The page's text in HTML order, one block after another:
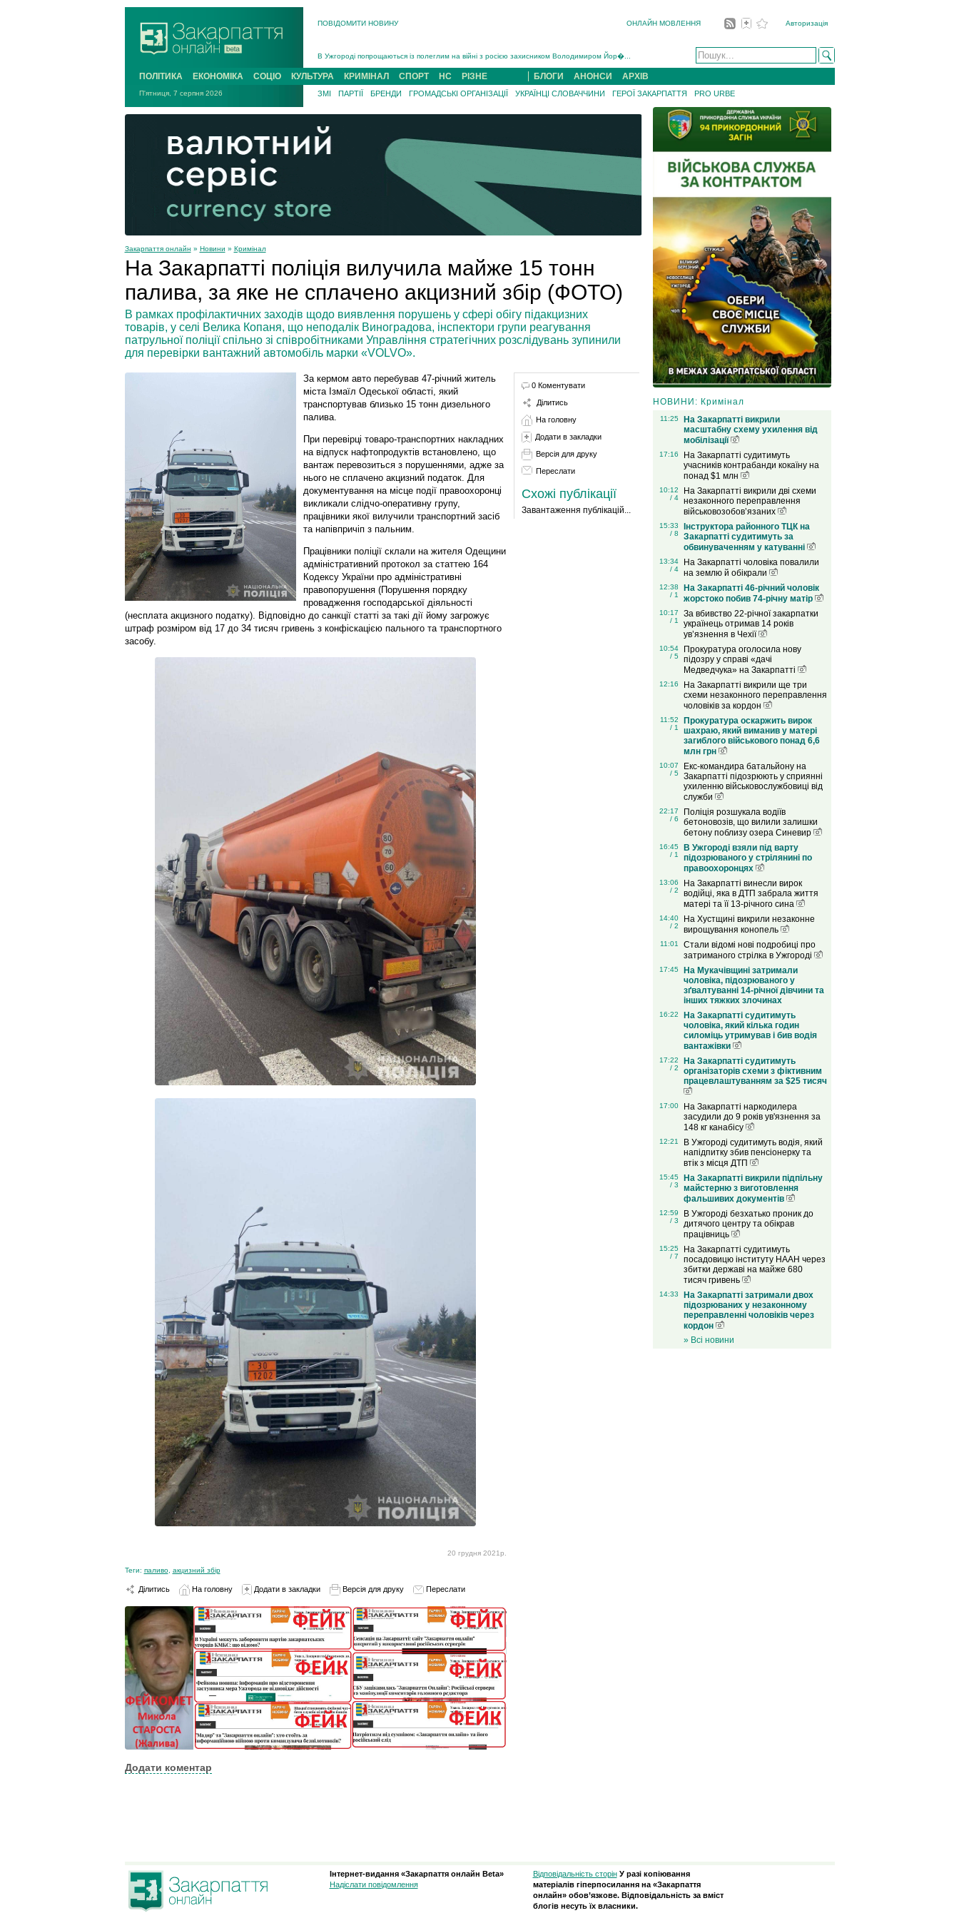
ПОВІДОМИТИ НОВИНУ ОНЛАЙН МОВЛЕННЯ Авторизація
В Ужгороді попрощаються із полеглим на війні з росією захисником Володимиром Йор�...
В Ужгороді 5 серпня попрощаються із захисником Богданом Югасом, який два роки �...
Підтвердили загибель захисника із Нанкова на Хустщині Юліана Гербея (ФОТО)[/gree...
На війні з рф поліг військовий з Виноградова Ігнат Роздяловський (ФОТО)...
На Хустщині внаслідок ДТП за участі трьох авто постраждали 13 людей (ФОТО)...
Інструктора районного ТЦК на Закарпатті судитимуть за обвинувачен...
ПОЛІТИКА ЕКОНОМІКА СОЦІО КУЛЬТУРА КРИМІНАЛ СПОРТ НС РІЗНЕ БЛОГИ АНОНСИ АРХІВ
П'ятниця, 7 серпня 2026 ЗМІ ПАРТІЇ БРЕНДИ ГРОМАДСЬКІ ОРГАНІЗАЦІЇ УКРАЇНЦІ СЛОВАЧЧИНИ ГЕРОЇ ЗАКАРПАТТЯ PRO URBE
Закарпаття онлайн » Новини » Кримінал
На Закарпатті поліція вилучила майже 15 тонн
палива, за яке не сплачено акцизний збір (ФОТО)
В рамках профілактичних заходів щодо виявлення порушень у сфері обігу підакцизних
товарів, у селі Велика Копаня, що неподалік Виноградова, інспектори групи реагування
патрульної поліції спільно зі співробітниками Управління стратегічних розслідувань зупинили
для перевірки вантажний автомобіль марки «VOLVO».
За кермом авто перебував 47-річний житель
міста Ізмаїл Одеської області, який
транспортував близько 15 тонн дизельного
палива.
При перевірці товаро-транспортних накладних
на відпуск нафтопродуктів встановлено, що
вантаж перевозиться з порушеннями, адже за
нього не сплачено акцизний податок. Для
документування на місце події правоохоронці
викликали слідчо-оперативну групу,
працівники якої вилучили транспортний засіб
та напівпричіп з пальним.
Працівники поліції склали на жителя Одещини
адміністративний протокол за статтею 164
Кодексу України про адміністративні
правопорушення (Порушення порядку
провадження господарської діяльності
(несплата акцизного податку). Відповідно до санкції статті за такі дії йому загрожує
штраф розміром від 17 до 34 тисяч гривень з конфіскацією пального та транспортного
засобу.
20 грудня 2021р.
Теги: паливо, акцизний збір
Ділитись На головну Додати в закладки Версія для друку Переслати
Додати коментар
0 Коментувати
Ділитись
На головну
Додати в закладки
Версія для друку
Переслати
Схожі публікації
Завантаження публікацій...
НОВИНИ: Кримінал
11:25
На Закарпатті викрили
масштабну схему ухилення від
мобілізації
17:16
На Закарпатті судитимуть
учасників контрабанди кокаїну на
понад $1 млн
10:12
/ 4
На Закарпатті викрили дві схеми
незаконного переправлення
військовозобов’язаних
15:33
/ 8
Інструктора районного ТЦК на
Закарпатті судитимуть за
обвинуваченням у катуванні
13:34
/ 4
На Закарпатті чоловіка повалили
на землю й обікрали
12:38
/ 1
На Закарпатті 46-річний чоловік
жорстоко побив 74-річну матір
10:17
/ 1
За вбивство 22-річної закарпатки
українець отримав 14 років
ув’язнення в Чехії
10:54
/ 5
Прокуратура оголосила нову
підозру у справі «дачі
Медведчука» на Закарпатті
12:16
На Закарпатті викрили ще три
схеми незаконного переправлення
чоловіків за кордон
11:52
/ 1
Прокуратура оскаржить вирок
шахраю, який виманив у матері
загиблого військового понад 6,6
млн грн
10:07
/ 5
Екс-командира батальйону на
Закарпатті підозрюють у сприянні
ухиленню військовослужбовиці від
служби
22:17
/ 6
Поліція розшукала водіїв
бетоновозів, що вилили залишки
бетону поблизу озера Синевир
16:45
/ 1
В Ужгороді взяли під варту
підозрюваного у стрілянині по
правоохоронцях
13:06
/ 2
На Закарпатті винесли вирок
водійці, яка в ДТП забрала життя
матері та її 13-річного сина
14:40
/ 2
На Хустщині викрили незаконне
вирощування конопель
11:01
Стали відомі нові подробиці про
затриманого стрілка в Ужгороді
17:45
На Мукачівщині затримали
чоловіка, підозрюваного у
зґвалтуванні 14-річної дівчини та
інших тяжких злочинах
16:22
На Закарпатті судитимуть
чоловіка, який кілька годин
силоміць утримував і бив водія
вантажівки
17:22
/ 2
На Закарпатті судитимуть
організаторів схеми з фіктивним
працевлаштуванням за $25 тисяч
17:00
На Закарпатті наркодилера
засудили до 9 років ув'язнення за
148 кг канабісу
12:21
В Ужгороді судитимуть водія, який
напідпитку збив пенсіонерку та
втік з місця ДТП
15:45
/ 3
На Закарпатті викрили підпільну
майстерню з виготовлення
фальшивих документів
12:59
/ 3
В Ужгороді безхатько проник до
дитячого центру та обікрав
працівниць
15:25
/ 7
На Закарпатті судитимуть
посадовицю інституту НААН через
збитки державі на майже 680
тисяч гривень
14:33
На Закарпатті затримали двох
підозрюваних у незаконному
переправленні чоловіків через
кордон
» Всі новини
Інтернет-видання «Закарпаття онлайн Beta»
Надіслати повідомлення
Відповідальність сторін У разі копіювання
матеріалів гіперпосилання на «Закарпаття
онлайн» обов’язкове. Відповідальність за вміст
блогів несуть їх власники.